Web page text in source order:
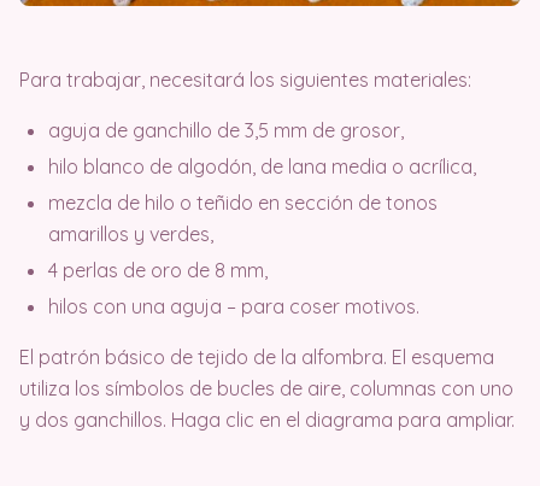
Para trabajar, necesitará los siguientes materiales:
aguja de ganchillo de 3,5 mm de grosor,
hilo blanco de algodón, de lana media o acrílica,
mezcla de hilo o teñido en sección de tonos
amarillos y verdes,
4 perlas de oro de 8 mm,
hilos con una aguja – para coser motivos.
El patrón básico de tejido de la alfombra. El esquema
utiliza los símbolos de bucles de aire, columnas con uno
y dos ganchillos. Haga clic en el diagrama para ampliar.